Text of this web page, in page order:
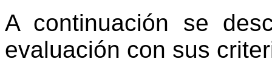
A continuación se
evaluación con sus